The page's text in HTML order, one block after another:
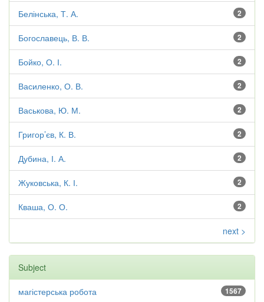
2
Белінська, Т. А.
2
Богославець, В. В.
2
Бойко, О. І.
2
Василенко, О. В.
2
Васькова, Ю. М.
2
Григор’єв, К. В.
2
Дубина, І. А.
2
Жуковська, К. І.
2
Кваша, О. О.
next >
Subject
1567
магістерська робота